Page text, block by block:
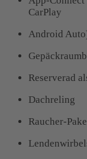
CarPlay
Android
Reserverad
Dachreling
Raucher-